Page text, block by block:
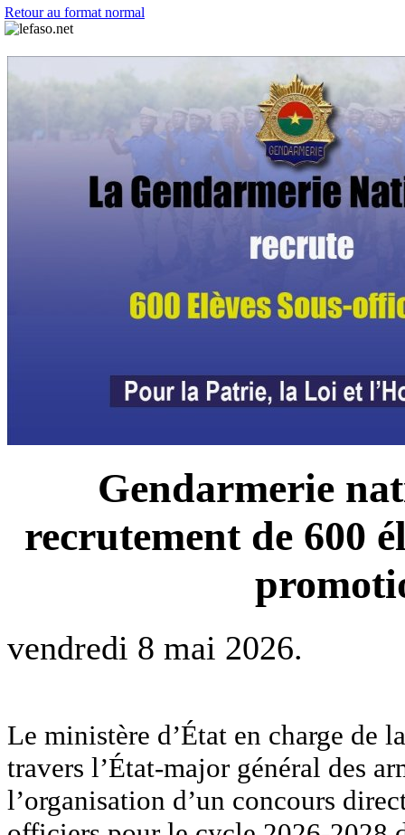
Retour au format normal
Gendarmerie
recrutement de 600
vendredi 8 mai 2026.
Le ministère d’État en charge de
travers l’État-major général des
l’organisation d’un concours